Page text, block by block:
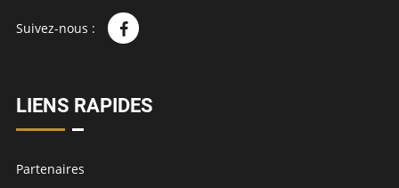
Suivez-nous :
LIENS RAPIDES
Partenaires